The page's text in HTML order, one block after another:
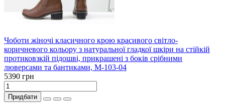
Чоботи жіночі класичного крою красивого світло-
коричневого кольору з натуральної гладкої шкіри на стійкій
протиковзкій підошві, прикрашені з боків срібними
люверсами та бантиками, М-103-04
5390 грн
Придбати